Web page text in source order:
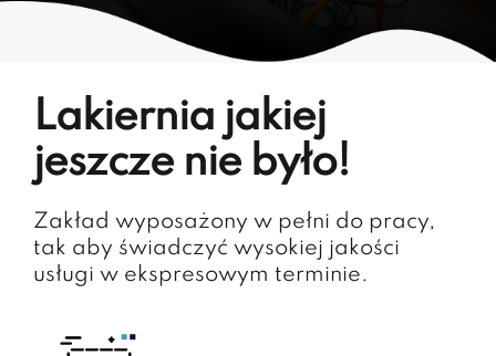
Lakiernia jakiej
jeszcze nie było!
Zakład wyposażony w pełni do pracy,
tak aby świadczyć wysokiej jakości
usługi w ekspresowym terminie.